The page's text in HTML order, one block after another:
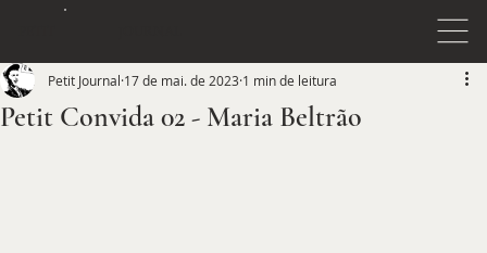
Petit Convida 02 - Maria Beltrão
Petit Journal 17 de mai. de 2023 1 min de leitura